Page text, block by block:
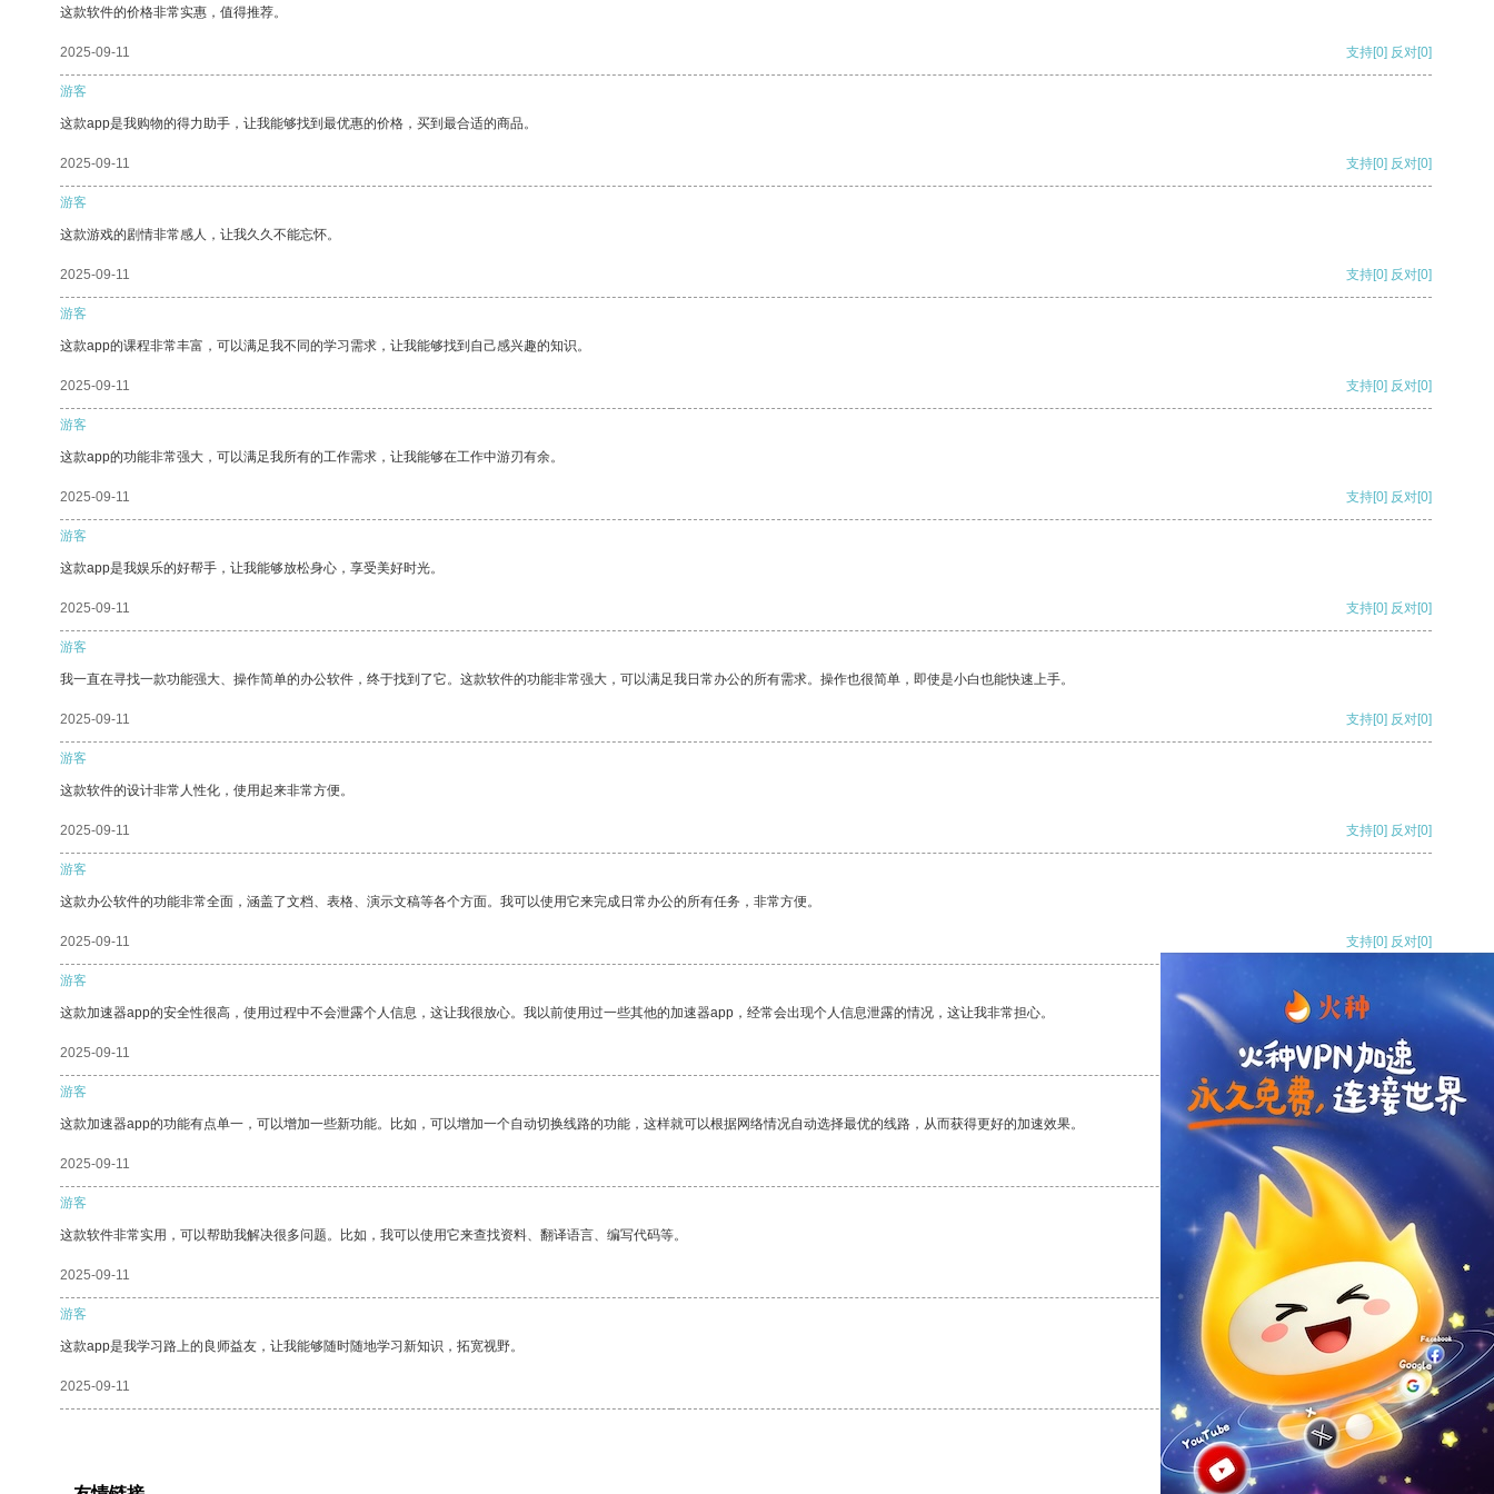
这款软件的价格非常实惠，值得推荐。
2025-09-11 支持[0] 反对[0]
游客
这款app是我购物的得力助手，让我能够找到最优惠的价格，买到最合适的商品。
2025-09-11 支持[0] 反对[0]
游客
这款游戏的剧情非常感人，让我久久不能忘怀。
2025-09-11 支持[0] 反对[0]
游客
这款app的课程非常丰富，可以满足我不同的学习需求，让我能够找到自己感兴趣的知识。
2025-09-11 支持[0] 反对[0]
游客
这款app的功能非常强大，可以满足我所有的工作需求，让我能够在工作中游刃有余。
2025-09-11 支持[0] 反对[0]
游客
这款app是我娱乐的好帮手，让我能够放松身心，享受美好时光。
2025-09-11 支持[0] 反对[0]
游客
我一直在寻找一款功能强大、操作简单的办公软件，终于找到了它。这款软件的功能非常强大，可以满足我日常办公的所有需求。操作也很简单，即使是小白也能快速上手。
2025-09-11 支持[0] 反对[0]
游客
这款软件的设计非常人性化，使用起来非常方便。
2025-09-11 支持[0] 反对[0]
游客
这款办公软件的功能非常全面，涵盖了文档、表格、演示文稿等各个方面。我可以使用它来完成日常办公的所有任务，非常方便。
2025-09-11 支持[0] 反对[0]
游客
这款加速器app的安全性很高，使用过程中不会泄露个人信息，这让我很放心。我以前使用过一些其他的加速器app，经常会出现个人信息泄露的情况，这让我非常担心。
2025-09-11 支持[0] 反对
游客
这款加速器app的功能有点单一，可以增加一些新功能。比如，可以增加一个自动切换线路的功能，这样就可以根据网络情况自动选择最优的线路，从而获得更好的加速效果。
2025-09-11 支持
游客
这款软件非常实用，可以帮助我解决很多问题。比如，我可以使用它来查找资料、翻译语言、编写代码等。
2025-09-11 反对 [0]
游客
这款app是我学习路上的良师益友，让我能够随时随地学习新知识，拓宽视野。
2025-09-11 支持[0] 反对[0]